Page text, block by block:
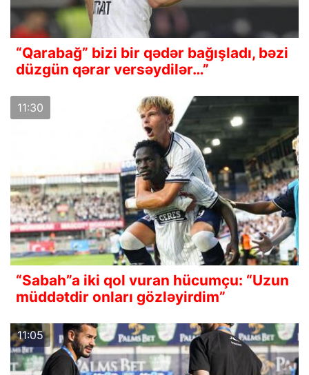
“Qarabağ” bizi bir qədər bağışladı, bəzi
düzgün qərar versəydilər…”
11:30
“Sabah”a iki qol vuran hücumçu: “Uzun
müddətdir onları gözləyirdim”
11:05